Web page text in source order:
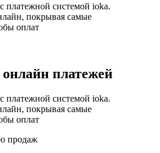
платежной системой ioka.
покрывая самые
оплат
платежей
платежной системой ioka.
покрывая самые
оплат
продаж